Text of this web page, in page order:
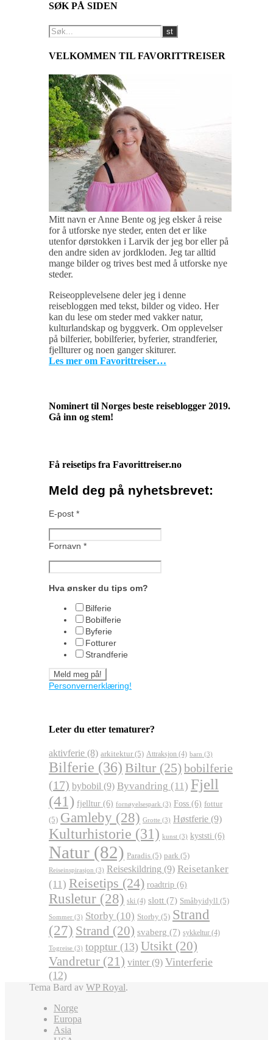
SØK PÅ SIDEN
VELKOMMEN TIL FAVORITTREISER
Mitt navn er Anne Bente og jeg elsker å reise
for å utforske nye steder, enten det er like
utenfor dørstokken i Larvik der jeg bor eller på
den andre siden av jordkloden. Jeg tar alltid
mange bilder og trives best med å utforske nye
steder.
Reiseopplevelsene deler jeg i denne
reisebloggen med tekst, bilder og video. Her
kan du lese om steder med vakker natur,
kulturlandskap og byggverk. Om opplevelser
på bilferier, bobilferier, byferier, strandferier,
fjellturer og noen ganger skiturer.
Les mer om Favorittreiser…
Nominert til Norges beste reiseblogger 2019.
Gå inn og stem!
Få reisetips fra Favorittreiser.no
Meld deg på nyhetsbrevet:
E-post *
Fornavn *
Hva ønsker du tips om?
Bilferie
Bobilferie
Byferie
Fotturer
Strandferie
Personvernerklæring!
Leter du etter tematurer?
aktivferie (8) arkitektur (5) Attraksjon (4) barn (3)
Bilferie (36) Biltur (25)bobilferie
(17) bybobil (9) Byvandring (11) Fjell
(41) fjelltur (6) fornøyelsespark (3) Foss (6) fottur
(5) Gamleby (28) Grotte (3) Høstferie (9)
Kulturhistorie (31) kunst (3) kyststi (6)
Natur (82) Paradis (5) park (5)
Reiseinspirasjon (3) Reiseskildring (9) Reisetanker
(11) Reisetips (24) roadtrip (6)
Rusletur (28) ski (4) slott (7) Småbyidyll (5)
Sommer (3) Storby (10) Storby (5) Strand
(27) Strand (20) svaberg (7) sykkeltur (4)
Togreise (3) topptur (13) Utsikt (20)
Vandretur (21) vinter (9) Vinterferie
(12)
Tema Bard av WP Royal.
Norge
Europa
Asia